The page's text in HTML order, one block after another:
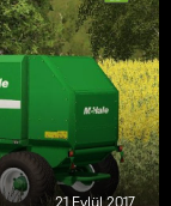
21 Eylül 2017